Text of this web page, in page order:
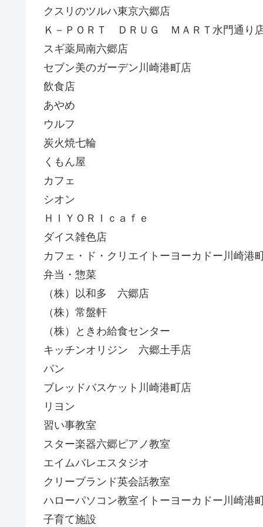
クスリのツルハ東京六郷店
Ｋ－ＰＯＲＴ ＤＲＵＧ ＭＡＲＴ水門通り
スギ薬局南六郷店
セブン美のガーデン川崎港町店
飲食店
あやめ
ウルフ
炭火焼七輪
くもん屋
カフェ
シオン
ＨＩＹＯＲＩｃａｆｅ
ダイス雑色店
カフェ・ド・クリエイトーヨーカドー川崎港
弁当・惣菜
（株）以和多 六郷店
（株）常盤軒
（株）ときわ給食センター
キッチンオリジン 六郷土手店
パン
ブレッドバスケット川崎港町店
リヨン
習い事教室
スター楽器六郷ピアノ教室
エイムバレエスタジオ
クリーブランド英会話教室
ハローパソコン教室イトーヨーカドー川崎港
子育て施設